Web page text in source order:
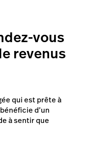
vous
revenus
qui est prête à
d’un
à sentir que